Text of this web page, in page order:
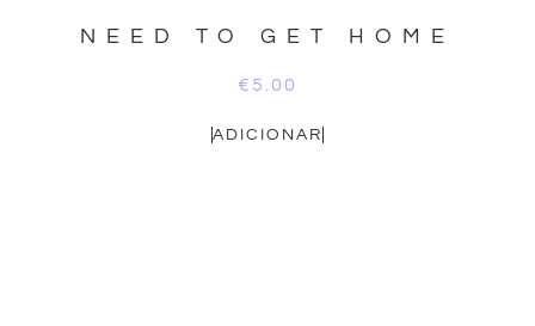
NEED TO GET HOME
€ 5.00
ADICIONAR